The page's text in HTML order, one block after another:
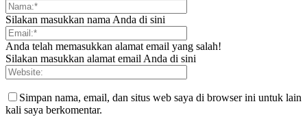
Silakan masukkan nama Anda di sini
Anda telah memasukkan alamat email yang salah!
Silakan masukkan alamat email Anda di sini
Simpan nama, email, dan situs web saya di browser ini untuk lain
kali saya berkomentar.